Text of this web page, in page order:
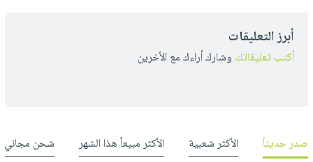
أبرز التعليقات
أكتب تعليقاتك وشارك أراءك مع الأخرين
صدر حديثاً الأكثر شعبية الأكثر مبيعاً هذا الشهر شحن مجاني